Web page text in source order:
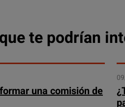
te podrían
una comisión de